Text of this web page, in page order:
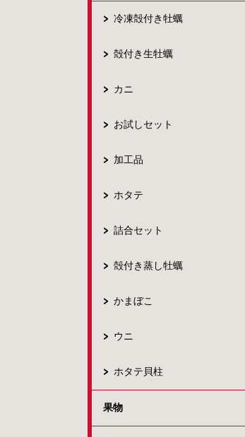
冷凍殻付き牡蠣
殻付き生牡蠣
カニ
お試しセット
加工品
ホタテ
詰合セット
殻付き蒸し牡蠣
かまぼこ
ウニ
ホタテ貝柱
果物